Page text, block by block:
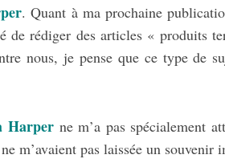
. Quant à ma prochaine
de rédiger des articles « produits
nous, je pense que ce type de
Harper ne m’a pas spécialement
m’avaient pas laissée un souvenir